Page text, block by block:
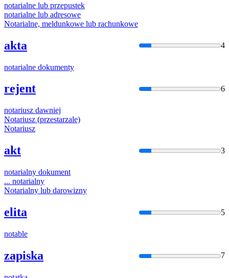
notarialne lub przepustek
notarialne lub adresowe
Notarialne, meldunkowe lub rachunkowe
akta 4
notarialne dokumenty
rejent 6
notariusz dawniej
Notariusz (przestarzale)
Notariusz
akt 3
notarialny dokument
... notarialny
Notarialny lub darowizny
elita 5
notable
zapiska 7